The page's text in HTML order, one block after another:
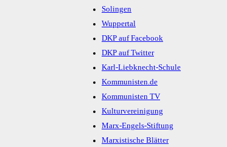
Solingen
Wuppertal
DKP auf Facebook
DKP auf Twitter
Karl-Liebknecht-Schule
Kommunisten.de
Kommunisten TV
Kulturvereinigung
Marx-Engels-Stiftung
Marxistische Blätter